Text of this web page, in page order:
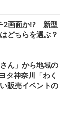
2画面か!? 新型
どちらを選ぶ？
ん」から地域の
タ神奈川「わく
販売イベントの